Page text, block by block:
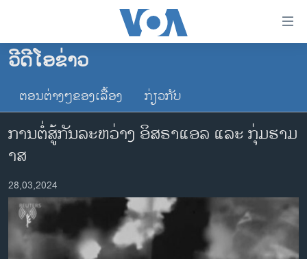
ເຂົ້າ
ຂ້າມ
ຂ້າມ
ໄປ
ຫາ
ຊອກ
ຄົ້ນ
ໂຮມເພຈ
ລາວ
ອາເມຣິກາ
ການເລືອກຕັ້ງ ປະທານາທີບໍດີ ສະຫະລັດ 2024
ໂລກ
ເອເຊຍ
ອິດສະຫຼະພາບດ້ານການຂ່າວ
ວີດີໂອຂ່າວ
ຕອນຕ່າງໆຂອງເລື້ອງ ກ່ຽວກັບ
ການຕໍ່ສູ້ກັນລະຫວ່າງ ອິສຣາແອລ ແລະ ກຸ່ມຮາມ
າສ
28,03,2024